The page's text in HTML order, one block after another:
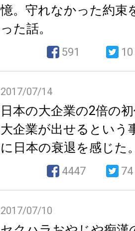
憶。守れなかった約束
った話。
591 10
2017/07/14
日本の大企業の2倍の
大企業が出せるという
に日本の衰退を感じた
4447 74
2017/07/10